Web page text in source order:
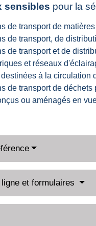
sensibles pour la
de transport de
de transport, de
de transport et de
et réseaux
destinées à la
de transport de
ou aménagés en
et formulaires